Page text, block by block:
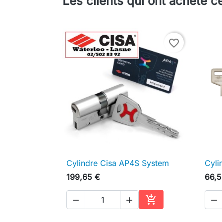
favorite_border
 Aperçu rapide
Cylindre Cisa AP4S System
199,65 €
  
Ajouter au panier
